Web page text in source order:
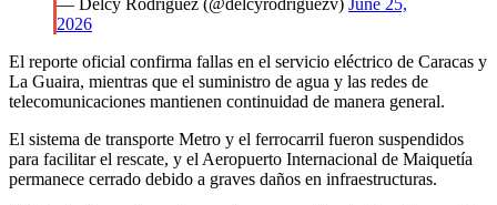
2026
El reporte oficial confirma fallas en el servicio eléctrico de Caracas y
La Guaira, mientras que el suministro de agua y las redes de
telecomunicaciones mantienen continuidad de manera general.
El sistema de transporte Metro y el ferrocarril fueron suspendidos
para facilitar el rescate, y el Aeropuerto Internacional de Maiquetía
permanece cerrado debido a graves daños en infraestructuras.